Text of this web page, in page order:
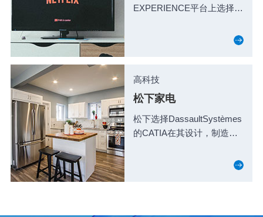
EXPERIENCE平台上选择了
ENOVIA第6版（V6）应用
高科技
松下家电
松下选择DassaultSystèmes
的CATIA在其设计，制造和